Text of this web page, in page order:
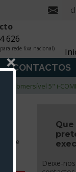
626
rede fixa nacional)
CONTACTOS
submersível 5" i-
Deixe-
×